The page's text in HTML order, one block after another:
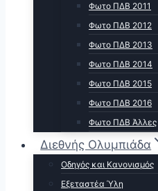
Φωτο ΠΔΒ 2011
Φωτο ΠΔΒ 2012
Φωτο ΠΔΒ 2013
Φωτο ΠΔΒ 2014
Φωτο ΠΔΒ 2015
Φωτο ΠΔΒ 2016
Φωτο ΠΔΒ Άλλες
Διεθνής Ολυμπιάδα
Οδηγός και Κανονισμός
Εξεταστέα Ύλη